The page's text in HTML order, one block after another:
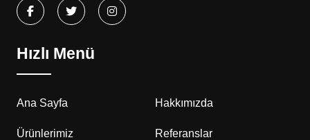
Hızlı Menü
Ana Sayfa Hakkımızda
Ürünlerimiz Referanslar